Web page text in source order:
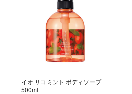
イオ リコミント ボディソープ
500ml